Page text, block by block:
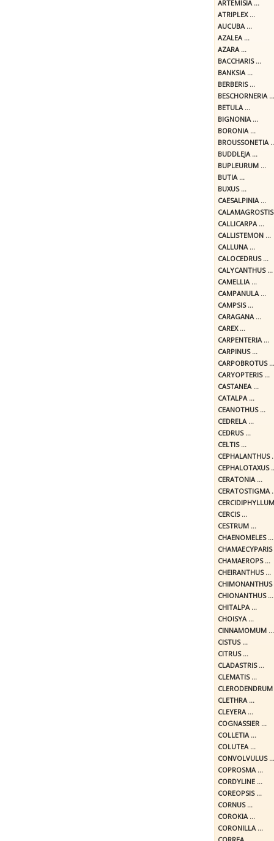
ARTEMISIA ...
ATRIPLEX ...
AUCUBA ...
AZALEA ...
AZARA ...
BACCHARIS ...
BANKSIA ...
BERBERIS ...
BESCHORNERIA ...
BETULA ...
BIGNONIA ...
BORONIA ...
BROUSSONETIA
BUDDLEJA ...
BUPLEURUM ...
BUTIA ...
BUXUS ...
CAESALPINIA ...
CALLICARPA ...
CALLISTEMON ...
CALLUNA ...
CALOCEDRUS ...
CALYCANTHUS ...
CAMELLIA ...
CAMPANULA ...
CAMPSIS ...
CARAGANA ...
CAREX ...
CARPENTERIA ...
CARPINUS ...
CARPOBROTUS ...
CARYOPTERIS ...
CASTANEA ...
CATALPA ...
CEANOTHUS ...
CEDRELA ...
CEDRUS ...
CELTIS ...
CEPHALANTHUS
CEPHALOTAXUS
CERATONIA ...
CERATOSTIGMA
CERCIS ...
CESTRUM ...
CHAENOMELES ...
CHAMAECYPARIS
CHAMAEROPS ...
CHEIRANTHUS ...
CHIMONANTHUS
CHIONANTHUS ...
CHITALPA ...
CHOISYA ...
CINNAMOMUM ...
CISTUS ...
CITRUS ...
CLADASTRIS ...
CLEMATIS ...
CLETHRA ...
CLEYERA ...
COGNASSIER ...
COLLETIA ...
COLUTEA ...
CONVOLVULUS ...
COPROSMA ...
CORDYLINE ...
COREOPSIS ...
CORNUS ...
COROKIA ...
CORONILLA ...